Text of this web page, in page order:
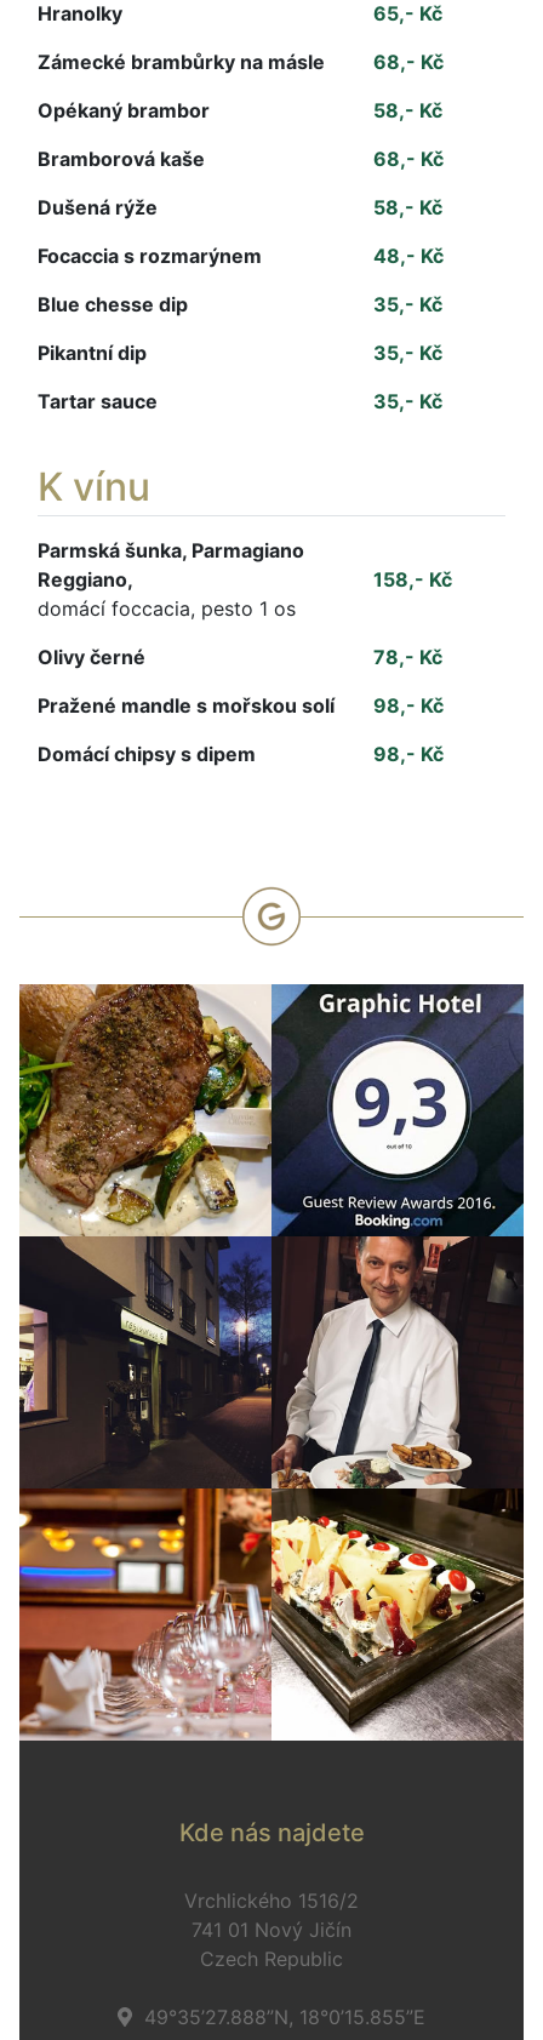
Hranolky
65,- Kč
Zámecké brambůrky na másle
68,- Kč
Opékaný brambor
58,- Kč
Bramborová kaše
68,- Kč
Dušená rýže
58,- Kč
Focaccia s rozmarýnem
48,- Kč
Blue chesse dip
35,- Kč
Pikantní dip
35,- Kč
Tartar sauce
35,- Kč
K vínu
Parmská šunka, Parmagiano
Reggiano,
domácí foccacia, pesto 1 os
158,- Kč
Olivy černé
78,- Kč
Pražené mandle s mořskou solí
98,- Kč
Domácí chipsy s dipem
98,- Kč
Kde nás najdete
Vrchlického 1516/2
741 01 Nový Jičín
Czech Republic
49°35’27.888”N, 18°0’15.855”E